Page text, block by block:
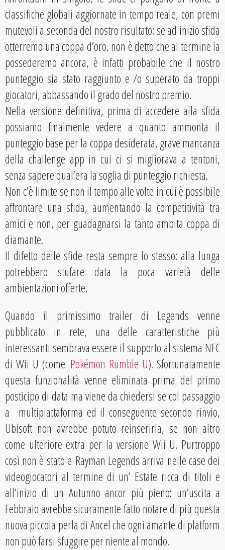
classifiche globali aggiornate in tempo reale, con premi
mutevoli a seconda del nostro risultato: se ad inizio sfida
otterremo una coppa d’oro, non è detto che al termine la
possederemo ancora, è infatti probabile che il nostro
punteggio sia stato raggiunto e /o superato da troppi
giocatori, abbassando il grado del nostro premio.
Nella versione definitiva, prima di accedere alla sfida
possiamo finalmente vedere a quanto ammonta il
punteggio base per la coppa desiderata, grave mancanza
della challenge app in cui ci si migliorava a tentoni,
senza sapere qual’era la soglia di punteggio richiesta.
Non c’è limite se non il tempo alle volte in cui è possibile
affrontare una sfida, aumentando la competitività tra
amici e non, per guadagnarsi la tanto ambita coppa di
diamante.
Il difetto delle sfide resta sempre lo stesso: alla lunga
potrebbero stufare data la poca varietà delle
ambientazioni offerte.
Quando il primissimo trailer di Legends venne
pubblicato in rete, una delle caratteristiche più
interessanti sembrava essere il supporto al sistema NFC
di Wii U (come Pokémon Rumble U). Sfortunatamente
questa funzionalità venne eliminata prima del primo
posticipo di data ma viene da chiedersi se col passaggio
a multipiattaforma ed il conseguente secondo rinvio,
Ubisoft non avrebbe potuto reinserirla, se non altro
come ulteriore extra per la versione Wii U. Purtroppo
così non è stato e Rayman Legends arriva nelle case dei
videogiocatori al termine di un’ Estate ricca di titoli e
all’inizio di un Autunno ancor più pieno: un’uscita a
Febbraio avrebbe sicuramente fatto notare di più questa
nuova piccola perla di Ancel che ogni amante di platform
non può farsi sfuggire per niente al mondo.